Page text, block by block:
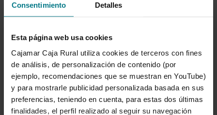
Consentimiento Detalles
Esta página web usa cookies
Cajamar Caja Rural utiliza cookies de terceros con fines
de análisis, de personalización de contenido (por
ejemplo, recomendaciones que se muestran en YouTube)
y para mostrarle publicidad personalizada basada en sus
preferencias, teniendo en cuenta, para estas dos últimas
finalidades, el perfil realizado al seguir su navegación
Secciones destacadas de
avisos de seguridad